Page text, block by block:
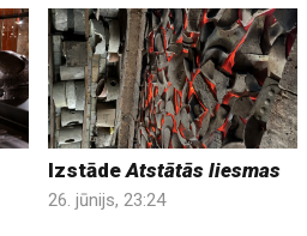
IzstādeAtstātās liesmas
26. jūnijs, 23:24